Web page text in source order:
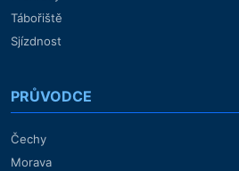
Tábořiště
Sjízdnost
PRŮVODCE
Čechy
Morava